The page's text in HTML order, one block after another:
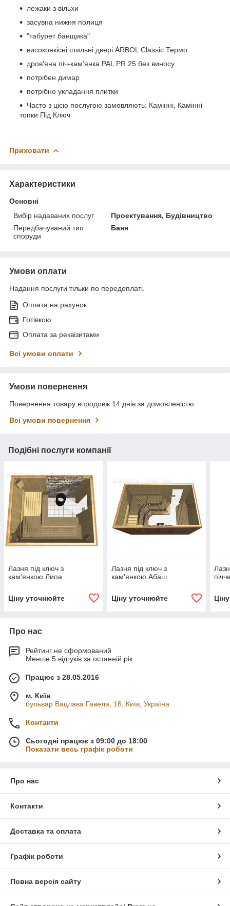
лежаки з вільхи
засувна нижня полиця
"табурет банщика"
високоякісні стильні двері ÁRBOL Classic Термо
дров'яна піч-кам'янка PAL PR 25 без виносу
потрібен димар
потрібно укладання плитки
Часто з цією послугою замовляють: Камінні, Камінні
топки Під Ключ
Приховати
Характеристики
Основні
Вибір надаваних послуг
Проектування, Будівництво
Передбачуваний тип
споруди
Баня
Умови оплати
Надання послуги тільки по передоплаті.
Оплата на рахунок
Готівкою
Оплата за реквізитами
Всі умови оплати
Умови повернення
Повернення товару впродовж 14 днів за домовленістю
Всі умови повернення
Подібні послуги компанії
Лазня під ключ з
кам'янкою Липа
Ціну уточнюйте
Лазня під ключ з
кам'янкою Абаш
Ціну уточнюйте
Про нас
Рейтинг не сформований
Менше 5 відгуків за останній рік
Працює з 28.05.2016
м. Київ
бульвар Вацлава Гавела, 16, Київ, Україна
Контакти
Сьогодні працює з 09:00 до 18:00
Показати весь графік роботи
Про нас
Контакти
Доставка та оплата
Графік роботи
Повна версія сайту